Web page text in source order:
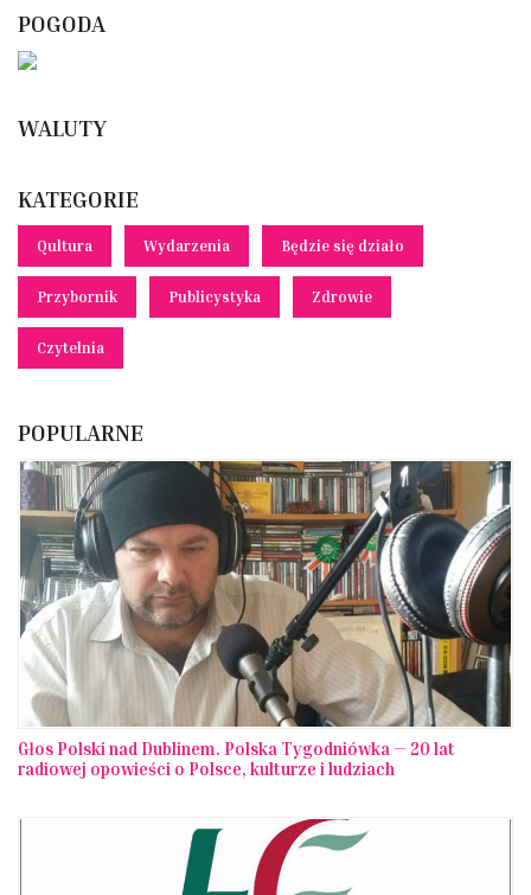
POGODA
WALUTY
KATEGORIE
Qultura Wydarzenia Będzie się działo
Przybornik Publicystyka Zdrowie
Czytelnia
POPULARNE
Głos Polski nad Dublinem. Polska Tygodniówka — 20 lat
radiowej opowieści o Polsce, kulturze i ludziach